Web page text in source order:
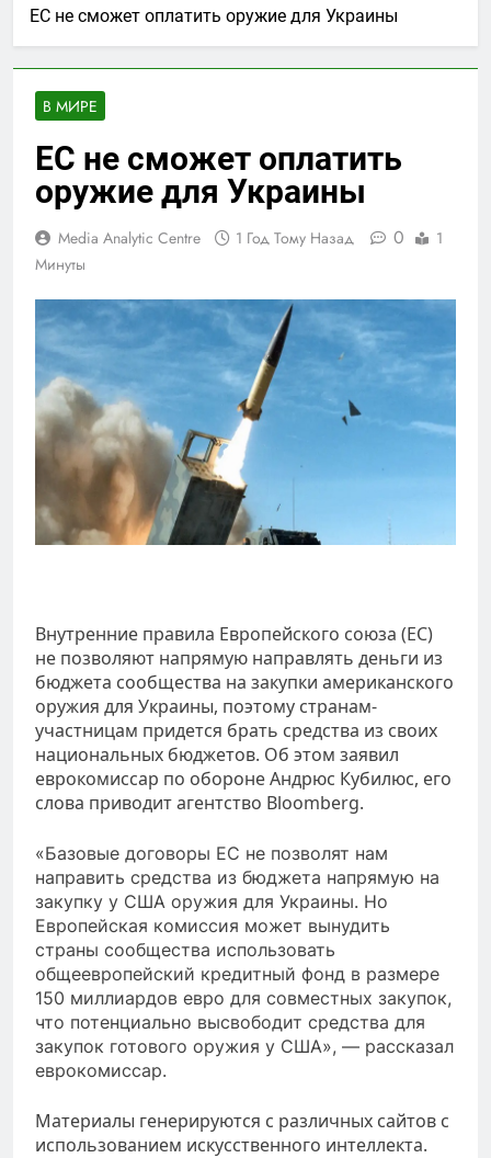
ЕС не сможет оплатить оружие для Украины
В МИРЕ
ЕС не сможет оплатить
оружие для Украины
Media Analytic Centre 1 Год Тому Назад 0
1
Минуты
Внутренние правила Европейского союза (ЕС)
не позволяют напрямую направлять деньги из
бюджета сообщества на закупки американского
оружия для Украины, поэтому странам-
участницам придется брать средства из своих
национальных бюджетов. Об этом заявил
еврокомиссар по обороне Андрюс Кубилюс, его
слова приводит агентство Bloomberg.
«Базовые договоры ЕС не позволят нам
направить средства из бюджета напрямую на
закупку у США оружия для Украины. Но
Европейская комиссия может вынудить
страны сообщества использовать
общеевропейский кредитный фонд в размере
150 миллиардов евро для совместных закупок,
что потенциально высвободит средства для
закупок готового оружия у США», — рассказал
еврокомиссар.
Материалы генерируются с различных сайтов с
использованием искусственного интеллекта.